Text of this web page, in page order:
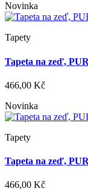
Novinka
Tapety
Tapeta na zeď,
466,00 Kč
Novinka
Tapety
Tapeta na zeď,
466,00 Kč